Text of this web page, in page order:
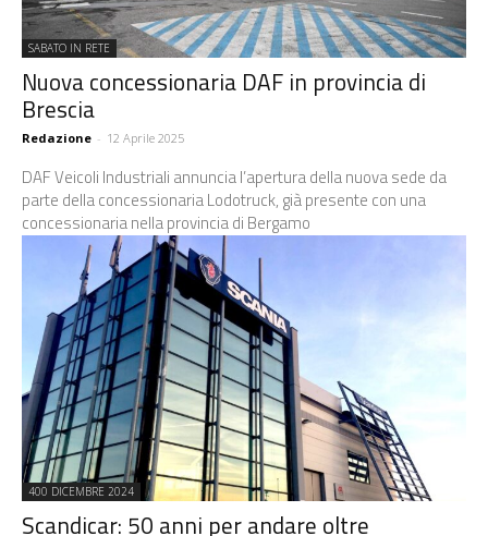
SABATO IN RETE
Nuova concessionaria DAF in provincia di
Brescia
Redazione - 12 Aprile 2025
DAF Veicoli Industriali annuncia l’apertura della nuova sede da
parte della concessionaria Lodotruck, già presente con una
concessionaria nella provincia di Bergamo
400 DICEMBRE 2024
Scandicar: 50 anni per andare oltre